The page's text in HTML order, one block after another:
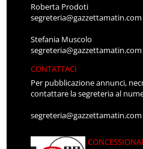
Roberta Prodoti
segreteria@gazzettamatin.com
Stefania Muscolo
segreteria@gazzettamatin.com
CONTATTACI
Per pubblicazione annunci,
contattare la segreteria al
segreteria@gazzettamatin.com